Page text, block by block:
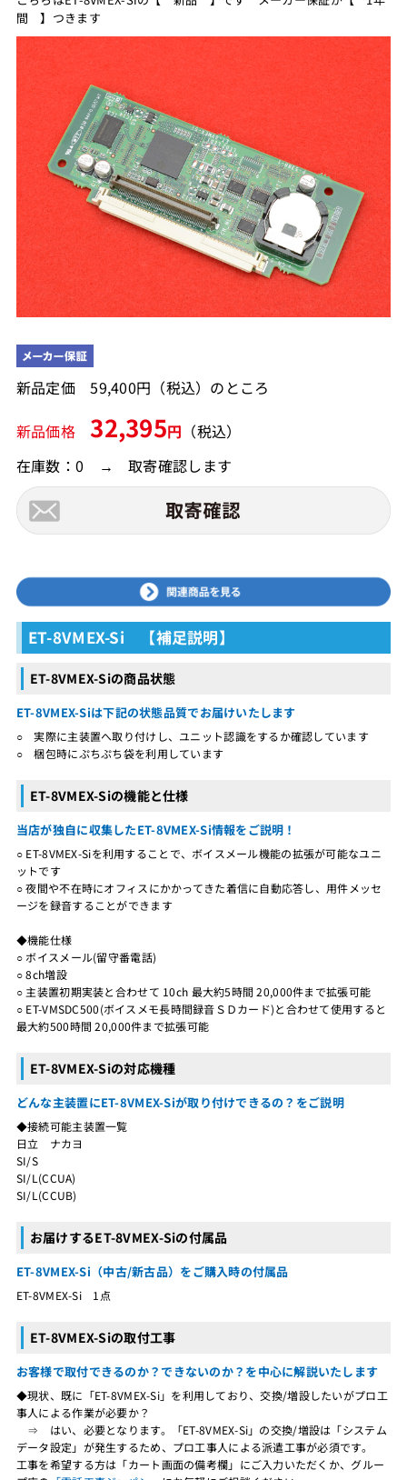
間 】つきます
新品定価 59,400円（税込）のところ
新品価格32,395円 （税込）
在庫数：0 → 取寄確認します
ET-8VMEX-Si 【補足説明】
ET-8VMEX-Siの商品状態
ET-8VMEX-Siは下記の状態品質でお届けいたします
○ 実際に主装置へ取り付けし、ユニット認識をするか確認しています
○ 梱包時にぷちぷち袋を利用しています
ET-8VMEX-Siの機能と仕様
当店が独自に収集したET-8VMEX-Si情報をご説明！
○ ET-8VMEX-Siを利用することで、ボイスメール機能の拡張が可能なユニ
ットです
○ 夜間や不在時にオフィスにかかってきた着信に自動応答し、用件メッセ
ージを録音することができます
◆機能仕様
○ ボイスメール(留守番電話)
○ 8ch増設
○ 主装置初期実装と合わせて 10ch 最大約5時間 20,000件まで拡張可能
○ ET-VMSDC500(ボイスメモ長時間録音ＳＤカード)と合わせて使用すると
最大約500時間 20,000件まで拡張可能
ET-8VMEX-Siの対応機種
どんな主装置にET-8VMEX-Siが取り付けできるの？をご説明
◆接続可能主装置一覧
日立 ナカヨ
SI/S
SI/L(CCUA)
SI/L(CCUB)
お届けするET-8VMEX-Siの付属品
ET-8VMEX-Si（中古/新古品）をご購入時の付属品
ET-8VMEX-Si 1点
ET-8VMEX-Siの取付工事
お客様で取付できるのか？できないのか？を中心に解説いたします
◆現状、既に「ET-8VMEX-Si」を利用しており、交換/増設したいがプロ工
事人による作業が必要か？
⇒ はい、必要となります。「ET-8VMEX-Si」の交換/増設は「システム
データ設定」が発生するため、プロ工事人による派遣工事が必須です。
工事を希望する方は「カート画面の備考欄」にご入力いただくか、グルー